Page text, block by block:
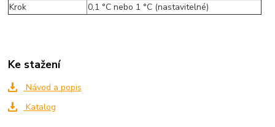
Krok
0,1 °C nebo 1 °C (nastavitelné)
Ke stažení
Návod a popis
Katalog